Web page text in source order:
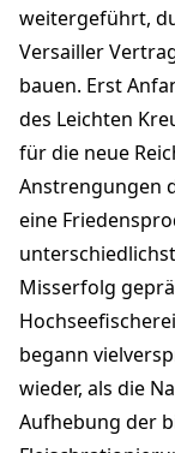
weitergeführt,
Versailler
bauen. Erst
des Leichten
für die neue
Anstrengungen
eine
Misserfolg
begann
wieder, als die
Aufhebung der